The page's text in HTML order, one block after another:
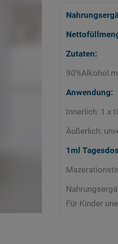
Zutaten:
90%Alkohol
Anwendung:
Innerlich: 1 x
Äußerlich:
1ml
Für Kinder